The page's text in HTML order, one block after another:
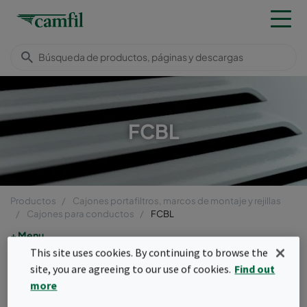
FCBL
Productos
Cajones portafiltros, marcos de montaje y rejillas
Cajones para conductos
FCBL
Menu
FCBL
This site uses cookies. By continuing to browse the
site, you are agreeing to our use of cookies. Find out
more